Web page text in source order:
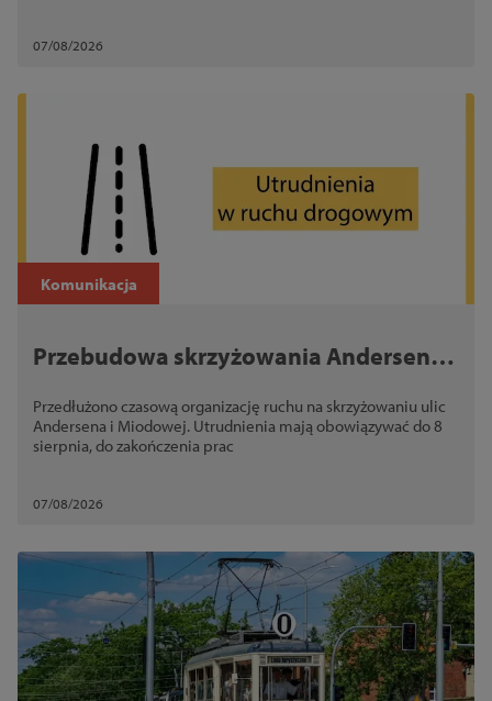
07/08/2026
Komunikacja
Przebudowa skrzyżowania Andersena i
Przedłużono czasową organizację ruchu na skrzyżowaniu ulic
Andersena i Miodowej. Utrudnienia mają obowiązywać do 8
sierpnia, do zakończenia prac
07/08/2026